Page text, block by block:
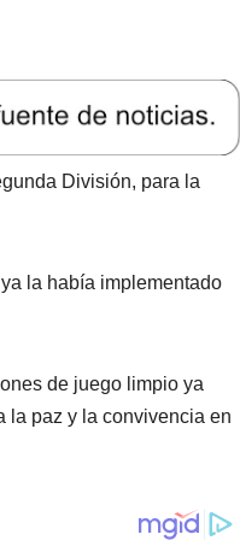
División, para la
la había implementado
de juego limpio ya
la paz y la convivencia en